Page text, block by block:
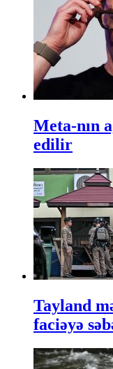
Meta-nın
edilir
Tayland
faciəyə